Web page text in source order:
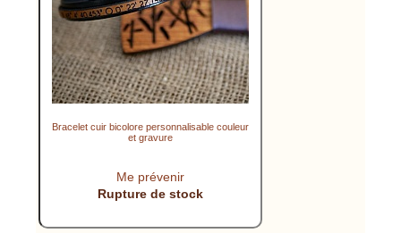
Bracelet cuir bicolore personnalisable couleur
et gravure
Me prévenir
Rupture de stock